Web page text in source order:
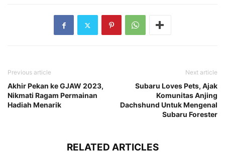
Previous article
Akhir Pekan ke GJAW 2023,
Nikmati Ragam Permainan
Hadiah Menarik
Next article
Subaru Loves Pets, Ajak
Komunitas Anjing
Dachshund Untuk Mengenal
Subaru Forester
RELATED ARTICLES